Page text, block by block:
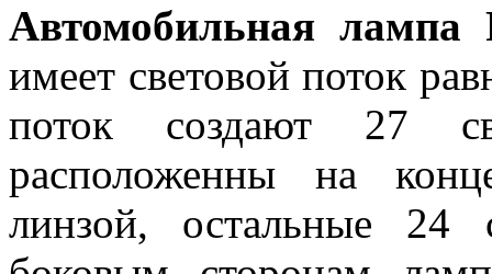
Автомобильная
имеет световой поток
поток создают 27
расположенны на
линзой, остальные 24